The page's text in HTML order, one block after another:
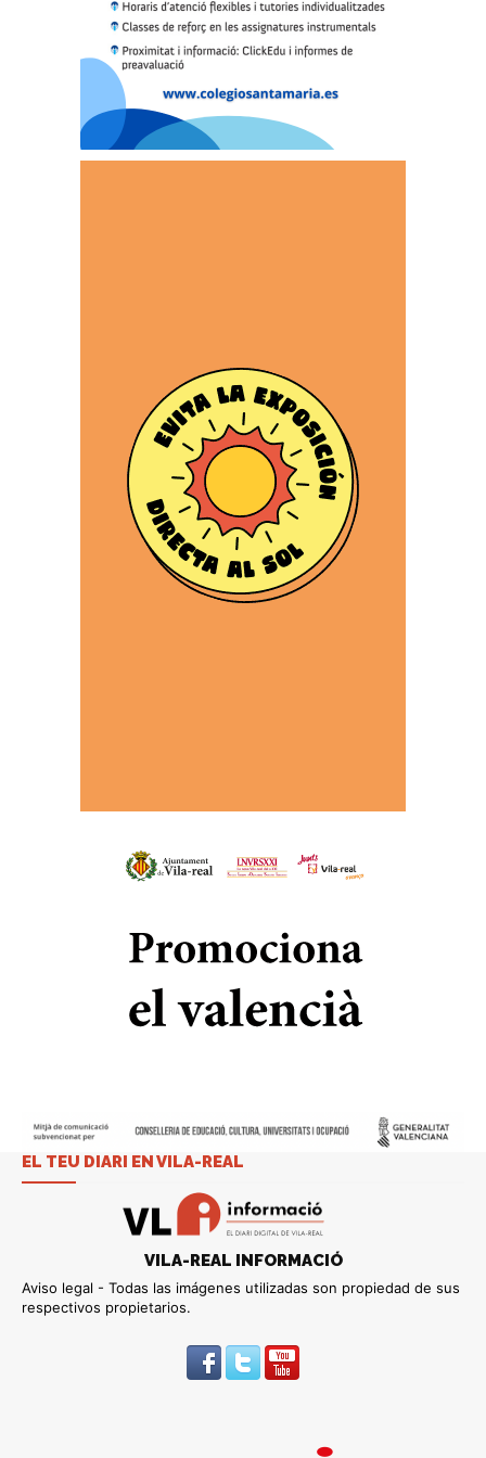
EL TEU DIARI EN VILA-REAL
VILA-REAL INFORMACIÓ
Aviso legal - Todas las imágenes utilizadas son propiedad de sus
respectivos propietarios.